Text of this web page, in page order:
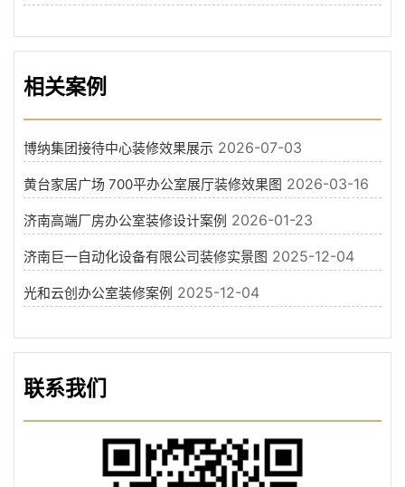
相关案例
博纳集团接待中心装修效果展示 2026-07-03
黄台家居广场 700平办公室展厅装修效果图 2026-03-16
济南高端厂房办公室装修设计案例 2026-01-23
济南巨一自动化设备有限公司装修实景图 2025-12-04
光和云创办公室装修案例 2025-12-04
联系我们